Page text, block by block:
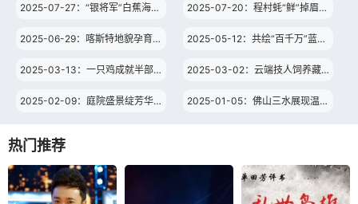
2025-07-27：“银将军”白蕉海鲈 把鲜气锁进舌尖里 2025-07-20：程村蚝“鲜”掉眉毛 罗定竹编藏着老手艺的魂
2025-06-29：喀斯特地貌孕育特色美食 产销合作促进乡村振兴 2025-05-12：共绘“百千万”蓝图韶关篇
2025-03-13：一只鸡成就半部岭南风味史 探寻广东名鸡地标密码 2025-03-02：云端技人饲养藏香猪 联农带农走出产业振兴之路
2025-02-09：庭院盛景绽芳华 巾帼英姿谱宏篇 2025-01-05：佛山三水展现温婉人间烟火气 臭屁醋炖汤驰名中外
热门推荐